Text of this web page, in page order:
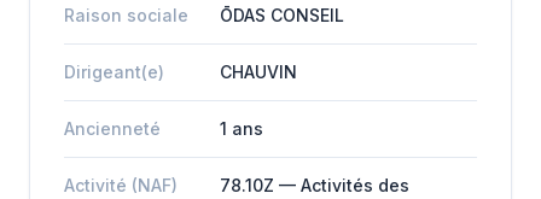
Raison sociale ŌDAS CONSEIL
Dirigeant(e) CHAUVIN
Ancienneté 1 ans
Activité (NAF)
78.10Z — Activités des